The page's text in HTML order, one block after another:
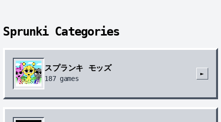
Sprunki Categories
スプランキ モッズ
187games
►